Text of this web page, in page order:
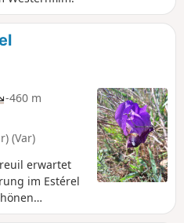
-460 m
(Var)
erwartet
im Estérel